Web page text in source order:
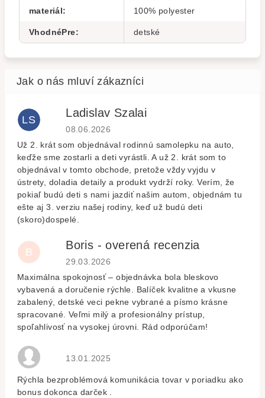
materiál: 100% polyester
VhodnéPre: detské
LS
Ladislav Szalai
Hodnocení obchodu je 5 z 5 hvězdiček.
08.06.2026
Už 2. krát som objednával rodinnú samolepku na auto,
keďže sme zostarli a deti vyrástli. A už 2. krát som to
objednával v tomto obchode, pretože vždy vyjdu v
ústrety, doladia detaily a produkt vydrží roky. Verím, že
pokiaľ budú deti s nami jazdiť našim autom, objednám tu
ešte aj 3. verziu našej rodiny, keď už budú deti
(skoro)dospelé.
B
Boris - overená recenzia
Hodnocení obchodu je 5 z 5 hvězdiček.
29.03.2026
Maximálna spokojnosť – objednávka bola bleskovo
vybavená a doručenie rýchle. Balíček kvalitne a vkusne
zabalený, detské veci pekne vybrané a písmo krásne
spracované. Veľmi milý a profesionálny prístup,
spoľahlivosť na vysokej úrovni. Rád odporúčam!
Hodnocení obchodu je 5 z 5 hvězdiček.
13.01.2025
Rýchla bezproblémová komunikácia tovar v poriadku ako
bonus dokonca darček .